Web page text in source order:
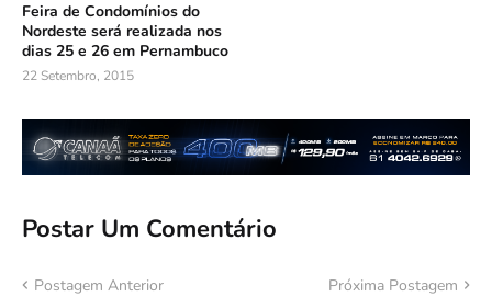
Feira de Condomínios do
Nordeste será realizada nos
dias 25 e 26 em Pernambuco
22 Setembro, 2015
Postar Um Comentário
Postagem Anterior Próxima Postagem